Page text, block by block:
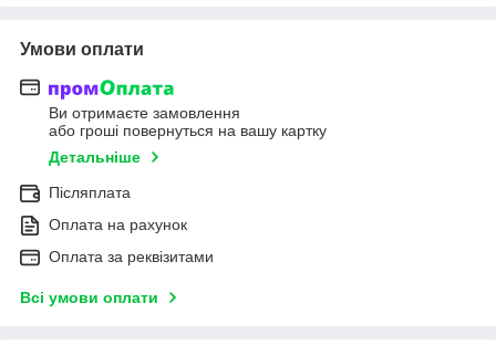
Умови оплати
Ви отримаєте замовлення
або гроші повернуться на вашу картку
Детальніше
Післяплата
Оплата на рахунок
Оплата за реквізитами
Всі умови оплати